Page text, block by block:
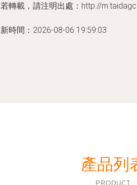
轉載，請注明出處：http://
時間：2026-08-06 19:59:03
產品列
PRODUCT